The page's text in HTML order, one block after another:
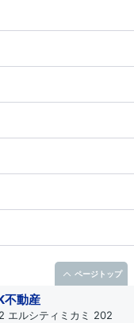
不動産
エルシティミカミ 202
ページトップ